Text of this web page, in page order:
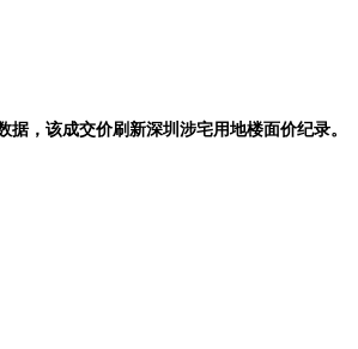
据，该成交价刷新深圳涉宅用地楼面价纪录。